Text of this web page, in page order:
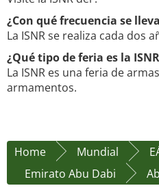
¿Con qué frecuencia se
La ISNR se realiza cada dos
¿Qué tipo de feria es la
La ISNR es una feria de
armamentos.
Home Mundial
Emirato Abu Dabi